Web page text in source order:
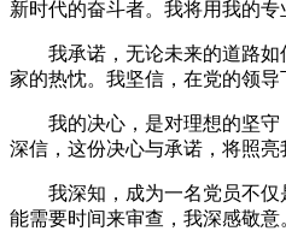
新时代的奋斗者。我将用我的
我承诺，无论未来的道路
家的热忱。我坚信，在党的领
我的决心，是对理想的坚
深信，这份决心与承诺，将照亮
我深知，成为一名党员不
能需要时间来审查，我深感敬